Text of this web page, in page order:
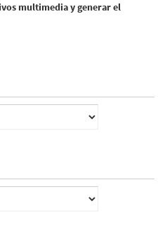
multimedia y generar el